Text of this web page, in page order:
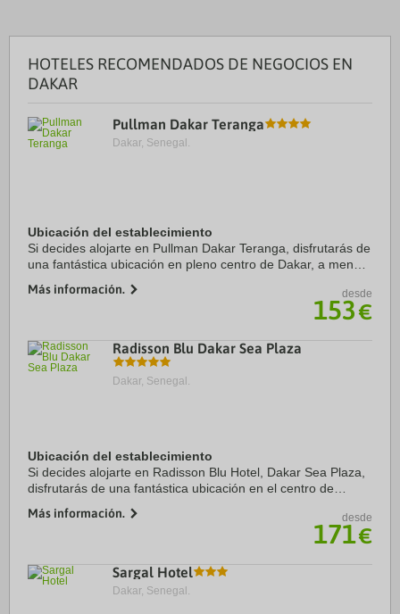
HOTELES RECOMENDADOS DE NEGOCIOS EN
DAKAR
Pullman Dakar Teranga
Dakar, Senegal.
Ubicación del establecimiento
Si decides alojarte en Pullman Dakar Teranga, disfrutarás de
una fantástica ubicación en pleno centro de Dakar, a menos
Gouvernance de Dakar. Además, ...
Más información. desde
153€
Radisson Blu Dakar Sea Plaza
Dakar, Senegal.
Ubicación del establecimiento
Si decides alojarte en Radisson Blu Hotel, Dakar Sea Plaza,
disfrutarás de una fantástica ubicación en el centro de
14 de Universidad Cheikh ...
Más información. desde
171€
Sargal Hotel
Dakar, Senegal.